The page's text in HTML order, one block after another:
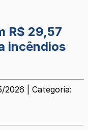
R$ 29,57
incêndios
2026 | Categoria: